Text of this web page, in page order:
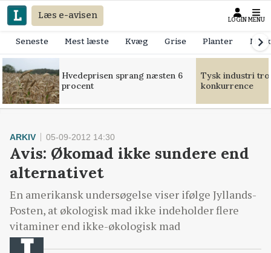
Læs e-avisen LOGIN MENU
Seneste Mest læste Kvæg Grise Planter
Hvedeprisen sprang næsten 6
procent
Tysk industri
konkurrence
ARKIV 05-09-2012 14:30
Avis: Økomad ikke sundere end
alternativet
En amerikansk undersøgelse viser ifølge Jyllands-
Posten, at økologisk mad ikke indeholder flere
vitaminer end ikke-økologisk mad